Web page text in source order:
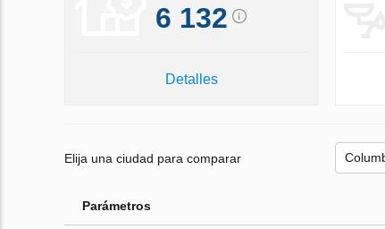
6 132
Detalles
Elija una ciudad para comparar
Parámetros